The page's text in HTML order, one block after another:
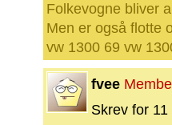
Folkevogne bliver
Men er også flotte
vw 1300 69 vw
fvee
Skrev for